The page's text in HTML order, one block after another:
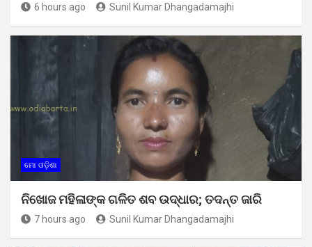
6 hours ago Sunil Kumar Dhangadamajhi
ମୋ ଓଡ଼ିଶା
ନିଖୋଜ ମହିଳାଙ୍କ ଗଳିତ ଶବ ଉଦ୍ଧାର; ତଦନ୍ତ ଜାରି
7 hours ago Sunil Kumar Dhangadamajhi